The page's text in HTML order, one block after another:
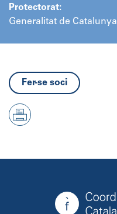
Protectorat:
Generalitat de Catalunya
Fer-se soci